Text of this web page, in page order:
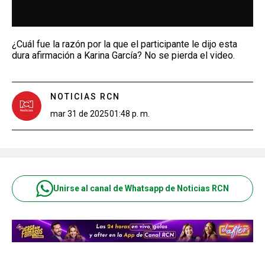
¿Cuál fue la razón por la que el participante le dijo esta
dura afirmación a Karina García? No se pierda el video.
NOTICIAS RCN
mar 31 de 202501:48 p. m.
Unirse al canal de Whatsapp de Noticias RCN